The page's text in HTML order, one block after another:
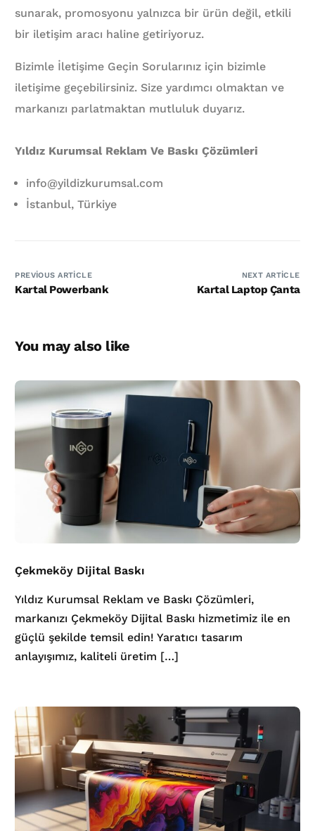
sunarak, promosyonu yalnızca bir ürün değil, etkili
bir iletişim aracı haline getiriyoruz.
Bizimle İletişime Geçin Sorularınız için bizimle
iletişime geçebilirsiniz. Size yardımcı olmaktan ve
markanızı parlatmaktan mutluluk duyarız.
Yıldız Kurumsal Reklam Ve Baskı Çözümleri
info@yildizkurumsal.com
İstanbul, Türkiye
PREVIOUS ARTICLE
Kartal Powerbank
NEXT ARTICLE
Kartal Laptop Çanta
You may also like
Çekmeköy Dijital Baskı
Yıldız Kurumsal Reklam ve Baskı Çözümleri,
markanızı Çekmeköy Dijital Baskı hizmetimiz ile en
güçlü şekilde temsil edin! Yaratıcı tasarım
anlayışımız, kaliteli üretim […]